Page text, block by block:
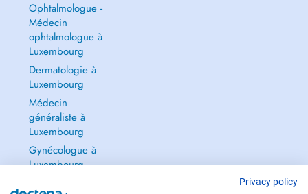
Ophtalmologue -
Médecin
ophtalmologue à
Luxembourg
Dermatologie à
Luxembourg
Médecin
généraliste à
Luxembourg
Gynécologue à
Luxembourg
Privacy policy